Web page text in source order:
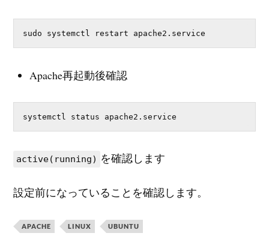
sudo systemctl restart apache2.service
Apache再起動後確認
systemctl status apache2.service
active(running) を確認します
設定前になっていることを確認します。
APACHE LINUX UBUNTU